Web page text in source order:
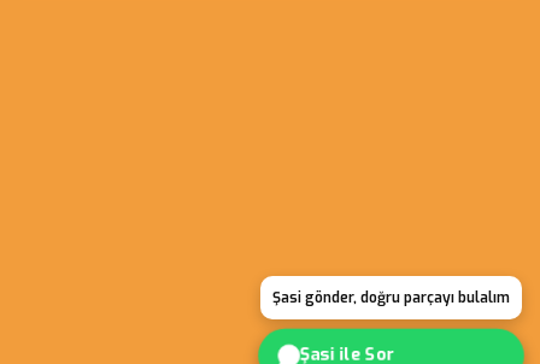
Şasi gönder, doğru parçayı bulalım
Şasi ile Sor